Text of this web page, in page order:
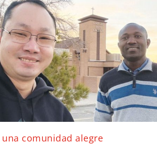
una comunidad alegre